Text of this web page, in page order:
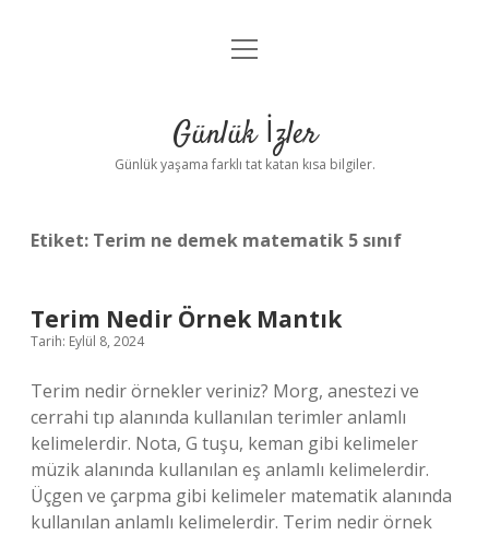
Anasayfa
Yasal Uyarı
menüyü
Günlük İzler
Günlük yaşama farklı tat katan kısa bilgiler.
Etiket: Terim ne demek matematik 5 sınıf
Terim Nedir Örnek Mantık
Tarih: Eylül 8, 2024
Terim nedir örnekler veriniz? Morg, anestezi ve
cerrahi tıp alanında kullanılan terimler anlamlı
kelimelerdir. Nota, G tuşu, keman gibi kelimeler
müzik alanında kullanılan eş anlamlı kelimelerdir.
Üçgen ve çarpma gibi kelimeler matematik alanında
kullanılan anlamlı kelimelerdir. Terim nedir örnek